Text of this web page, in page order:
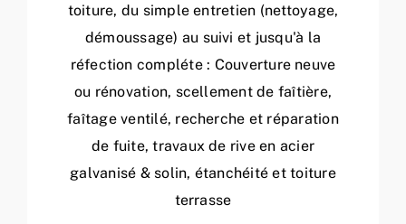
toiture, du simple entretien (nettoyage,
démoussage) au suivi et jusqu'à la
réfection compléte : Couverture neuve
ou rénovation, scellement de faîtière,
faîtage ventilé, recherche et réparation
de fuite, travaux de rive en acier
galvanisé & solin, étanchéité et toiture
terrasse